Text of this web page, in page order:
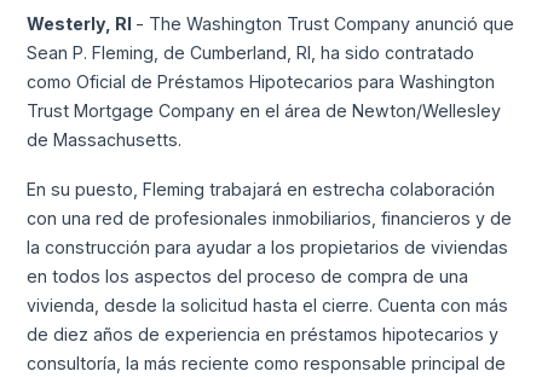
Westerly, RI - The Washington Trust Company anunció que
Sean P. Fleming, de Cumberland, RI, ha sido contratado
como Oficial de Préstamos Hipotecarios para Washington
Trust Mortgage Company en el área de Newton/Wellesley
de Massachusetts.
En su puesto, Fleming trabajará en estrecha colaboración
con una red de profesionales inmobiliarios, financieros y de
la construcción para ayudar a los propietarios de viviendas
en todos los aspectos del proceso de compra de una
vivienda, desde la solicitud hasta el cierre. Cuenta con más
de diez años de experiencia en préstamos hipotecarios y
consultoría, la más reciente como responsable principal de